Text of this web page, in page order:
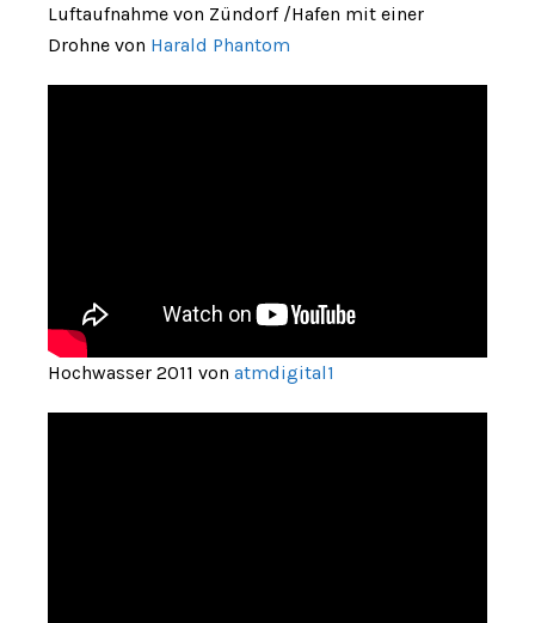
Luftaufnahme von Zündorf /Hafen mit einer
Drohne von Harald Phantom
Hochwasser 2011 von atmdigital1